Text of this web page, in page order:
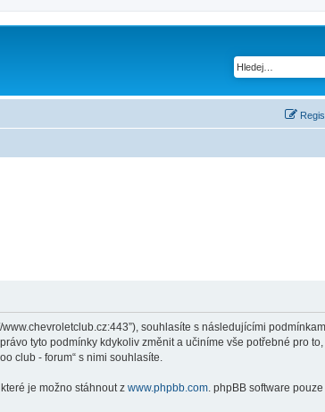
www.chevroletclub.cz:443”), souhlasíte s následujícími
tyto podmínky kdykoliv změnit a učiníme vše potřebné pro
club - forum“ s nimi souhlasíte.
které je možno stáhnout z www.phpbb.com . phpBB software